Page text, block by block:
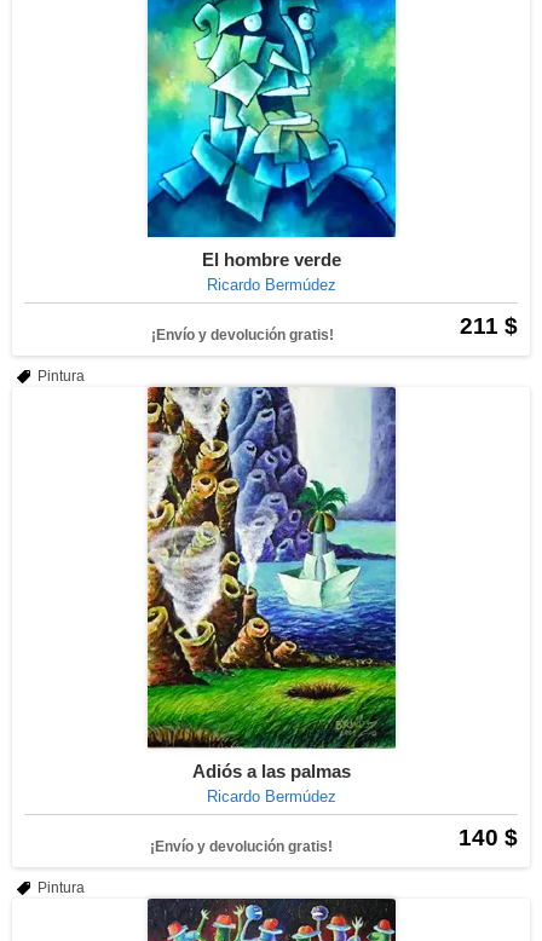
El hombre verde
Ricardo Bermúdez
211 $
¡Envío y devolución gratis!
Pintura
Adiós a las palmas
Ricardo Bermúdez
140 $
¡Envío y devolución gratis!
Pintura